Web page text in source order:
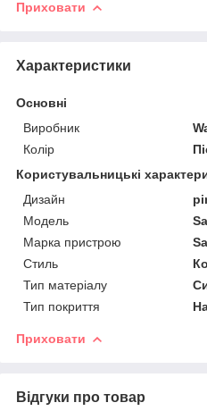
Приховати
Характеристики
Основні
Виробник
Колір
Користувальницькі
Дизайн
Мoдель
Марка пристрою
Стиль
Тип матеріалу
Тип покриття
Приховати
Відгуки про товар